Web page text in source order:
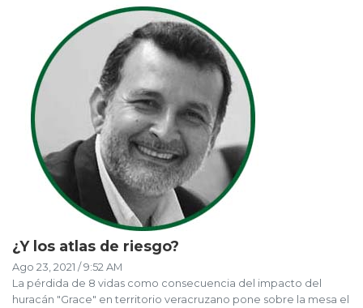
¿Y los atlas de riesgo?
Ago 23, 2021 / 9:52 AM
La pérdida de 8 vidas como consecuencia del impacto del
huracán "Grace" en territorio veracruzano pone sobre la mesa el